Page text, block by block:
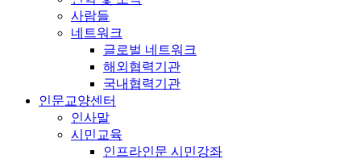
사람들
네트워크
글로벌 네트워크
해외협력기관
국내협력기관
인문교양센터
인사말
시민교육
인프라인문 시민강좌